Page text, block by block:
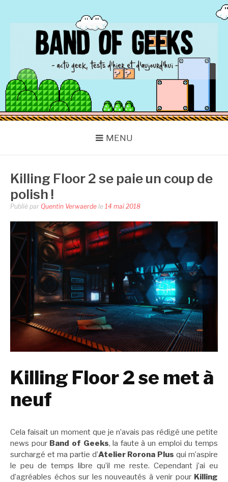
BAND OF GEEKS
Actu Geek d'hier et d'aujourd'hui
MENU
Killing Floor 2 se paie un coup de
polish !
Publié par Quentin Verwaerde le 14 mai 2018
Killing Floor 2 se met à
neuf
Cela faisait un moment que je n’avais pas rédigé une petite
news pour Band of Geeks, la faute à un emploi du temps
surchargé et ma partie d’Atelier Rorona Plus qui m’aspire
le peu de temps libre qu’il me reste. Cependant j’ai eu
d’agréables échos sur les nouveautés à venir pour Killing